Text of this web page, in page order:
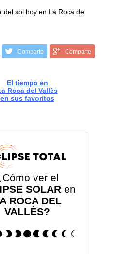
del sol hoy en La Roca del
Comparte Comparte
El tiempo en
Roca del Vallès
en sus favoritos
ver el
SOLAR en
ROCA DEL
VALLÈS?